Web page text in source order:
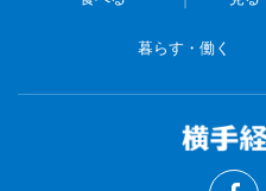
暮らす・働く